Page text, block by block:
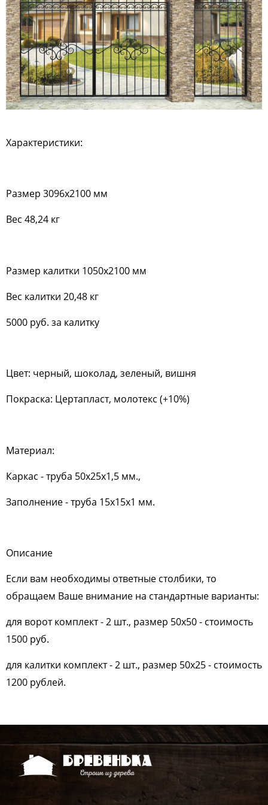
Характеристики:
Размер 3096х2100 мм
Вес 48,24 кг
Размер калитки 1050x2100 мм
Вес калитки 20,48 кг
5000 руб. за калитку
Цвет: черный, шоколад, зеленый, вишня
Покраска: Цертапласт, молотекс (+10%)
Материал:
Каркас - труба 50х25х1,5 мм.,
Заполнение - труба 15х15х1 мм.
Описание
Если вам необходимы ответные столбики, то
обращаем Ваше внимание на стандартные варианты:
для ворот комплект - 2 шт., размер 50х50 - стоимость
1500 руб.
для калитки комплект - 2 шт., размер 50x25 - стоимость
1200 рублей.